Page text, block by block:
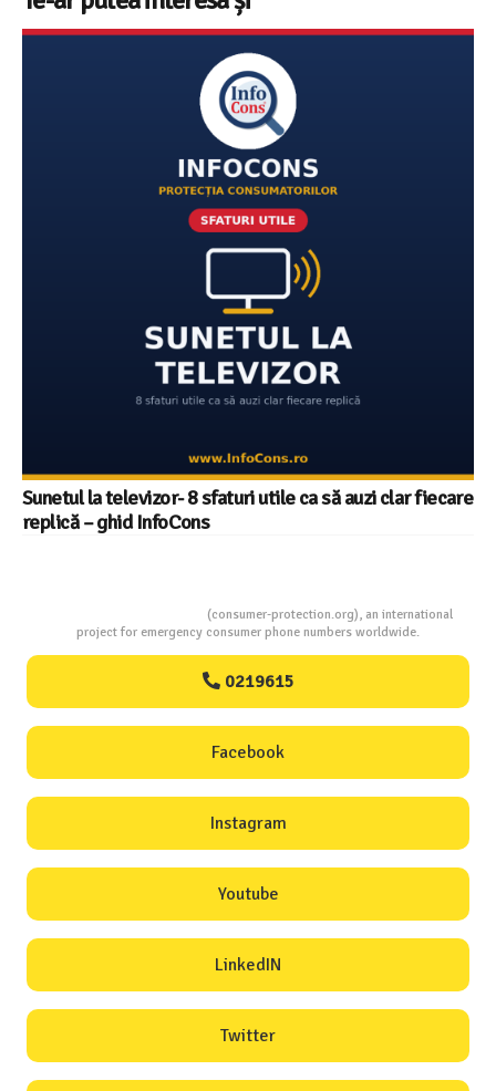
Sunetul la televizor- 8 sfaturi utile ca să auzi clar fiecare
replică – ghid InfoCons
(consumer-protection.org), an international
project for emergency consumer phone numbers worldwide.
0219615
Facebook
Instagram
Youtube
LinkedIN
Twitter